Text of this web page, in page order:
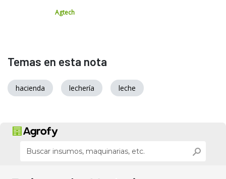
Agtech
Temas en esta nota
hacienda lechería leche